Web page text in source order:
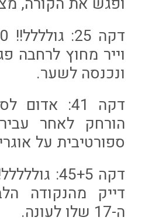
וייר מחוץ לרחבה
ונכנסה לשער.
דקה 41:
הורחק לאחר
ספורטיבית על
דייק מהנקודה
ה-17 שלו לעונה.